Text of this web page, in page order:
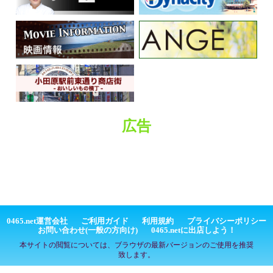
広告
0465.net運営会社 ご利用ガイド 利用規約
プライバシーポリシー
お問い合わせ(一般の方向け)
0465.netに出店しよう！
本サイトの閲覧については、ブラウザの最新バージョンのご使用を推奨
致します。